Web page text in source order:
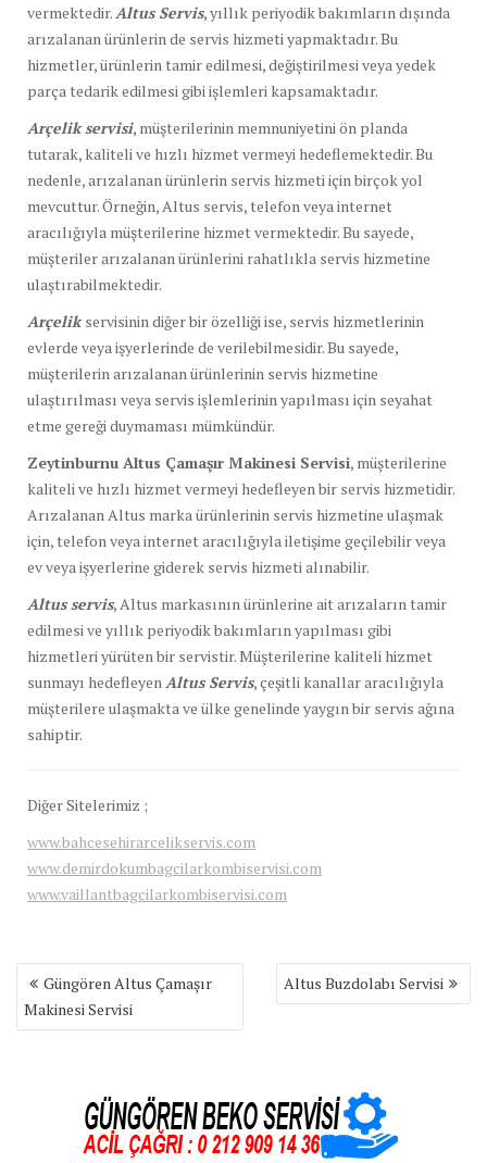
vermektedir. Altus Servis, yıllık periyodik bakımların dışında
arızalanan ürünlerin de servis hizmeti yapmaktadır. Bu
hizmetler, ürünlerin tamir edilmesi, değiştirilmesi veya yedek
parça tedarik edilmesi gibi işlemleri kapsamaktadır.
Arçelik servisi, müşterilerinin memnuniyetini ön planda
tutarak, kaliteli ve hızlı hizmet vermeyi hedeflemektedir. Bu
nedenle, arızalanan ürünlerin servis hizmeti için birçok yol
mevcuttur. Örneğin, Altus servis, telefon veya internet
aracılığıyla müşterilerine hizmet vermektedir. Bu sayede,
müşteriler arızalanan ürünlerini rahatlıkla servis hizmetine
ulaştırabilmektedir.
Arçelikservisinin diğer bir özelliği ise, servis hizmetlerinin
evlerde veya işyerlerinde de verilebilmesidir. Bu sayede,
müşterilerin arızalanan ürünlerinin servis hizmetine
ulaştırılması veya servis işlemlerinin yapılması için seyahat
etme gereği duymaması mümkündür.
Zeytinburnu Altus Çamaşır Makinesi Servisi, müşterilerine
kaliteli ve hızlı hizmet vermeyi hedefleyen bir servis hizmetidir.
Arızalanan Altus marka ürünlerinin servis hizmetine ulaşmak
için, telefon veya internet aracılığıyla iletişime geçilebilir veya
ev veya işyerlerine giderek servis hizmeti alınabilir.
Altus servis, Altus markasının ürünlerine ait arızaların tamir
edilmesi ve yıllık periyodik bakımların yapılması gibi
hizmetleri yürüten bir servistir. Müşterilerine kaliteli hizmet
sunmayı hedefleyen Altus Servis, çeşitli kanallar aracılığıyla
müşterilere ulaşmakta ve ülke genelinde yaygın bir servis ağına
sahiptir.
Diğer Sitelerimiz ;
www.bahcesehirarcelikservis.com
www.demirdokumbagcilarkombiservisi.com
www.vaillantbagcilarkombiservisi.com
Yazı
gezinmesi
Güngören Altus Çamaşır
Makinesi Servisi
Altus Buzdolabı Servisi